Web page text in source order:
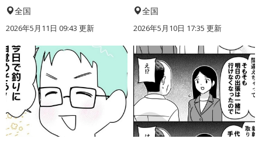
全国
2026年5月11日 09:43 更新
全国
2026年5月10日 17:35 更新